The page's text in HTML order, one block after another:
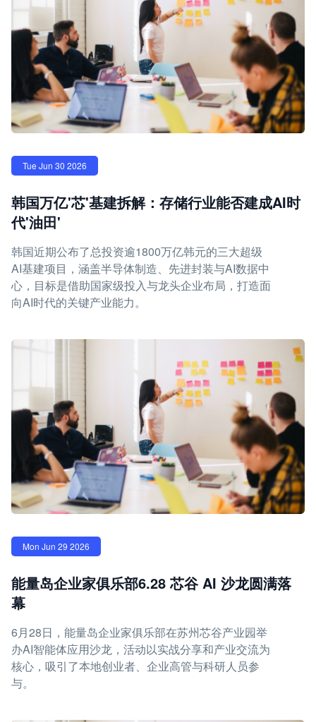
Tue Jun 30 2026
韩国万亿'芯'基建拆解：存储行业能否建成AI时
代'油田'
韩国近期公布了总投资逾1800万亿韩元的三大超级
AI基建项目，涵盖半导体制造、先进封装与AI数据中
心，目标是借助国家级投入与龙头企业布局，打造面
向AI时代的关键产业能力。
Mon Jun 29 2026
能量岛企业家俱乐部6.28 芯谷 AI 沙龙圆满落
幕
6月28日，能量岛企业家俱乐部在苏州芯谷产业园举
办AI智能体应用沙龙，活动以实战分享和产业交流为
核心，吸引了本地创业者、企业高管与科研人员参
与。